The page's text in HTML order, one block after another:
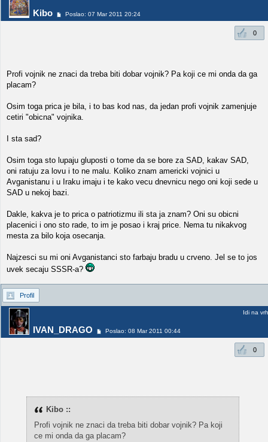
Kibo Poslao: 07 Mar 2011 20:24
0
Profi vojnik ne znaci da treba biti dobar vojnik? Pa koji ce mi onda da ga
placam?
Osim toga prica je bila, i to bas kod nas, da jedan profi vojnik zamenjuje
cetiri "obicna" vojnika.
I sta sad?
Osim toga sto lupaju gluposti o tome da se bore za SAD, kakav SAD,
oni ratuju za lovu i to ne malu. Koliko znam americki vojnici u
Avganistanu i u Iraku imaju i te kako vecu dnevnicu nego oni koji sede u
SAD u nekoj bazi.
Dakle, kakva je to prica o patriotizmu ili sta ja znam? Oni su obicni
placenici i ono sto rade, to im je posao i kraj price. Nema tu nikakvog
mesta za bilo koja osecanja.
Najzesci su mi oni Avganistanci sto farbaju bradu u crveno. Jel se to jos
uvek secaju SSSR-a?
Profil
IVAN_DRAGO Poslao: 08 Mar 2011 00:44
Idi na vrh
0
Kibo ::
Profi vojnik ne znaci da treba biti dobar vojnik? Pa koji
ce mi onda da ga placam?